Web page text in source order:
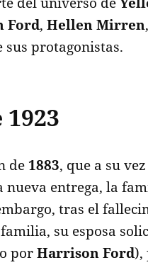
Ford,Hellen Mirren
sus protagonistas.
de 1883, que a su
nueva entrega, la
tras el
su esposa
porHarrison Ford),